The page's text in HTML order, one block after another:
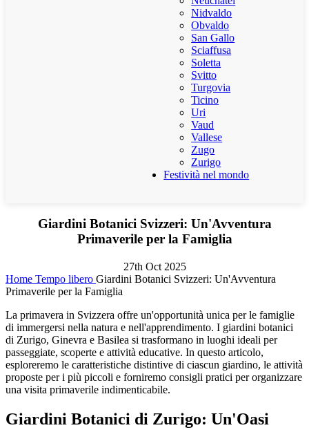
Nidvaldo
Obvaldo
San Gallo
Sciaffusa
Soletta
Svitto
Turgovia
Ticino
Uri
Vaud
Vallese
Zugo
Zurigo
Festività nel mondo
Giardini Botanici Svizzeri: Un'Avventura
Primaverile per la Famiglia
27th Oct 2025
Home Tempo libero Giardini Botanici Svizzeri: Un'Avventura
Primaverile per la Famiglia
La primavera in Svizzera offre un'opportunità unica per le famiglie
di immergersi nella natura e nell'apprendimento. I giardini botanici
di Zurigo, Ginevra e Basilea si trasformano in luoghi ideali per
passeggiate, scoperte e attività educative. In questo articolo,
esploreremo le caratteristiche distintive di ciascun giardino, le attività
proposte per i più piccoli e forniremo consigli pratici per organizzare
una visita primaverile indimenticabile.
Giardini Botanici di Zurigo: Un'Oasi